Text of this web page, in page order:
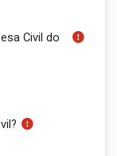
Civil do